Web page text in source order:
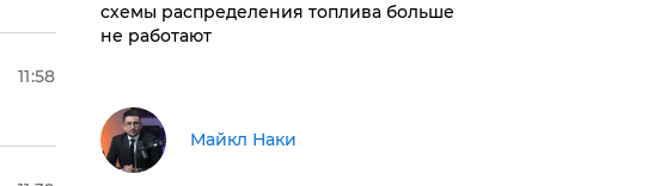
11:58
схемы распределения топлива больше
не работают
Майкл Наки